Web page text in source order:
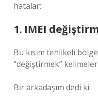
hatalar:
1. IMEI
Bu kısım tehlikeli
“değiştirmek”
Bir arkadaşım dedi ki: